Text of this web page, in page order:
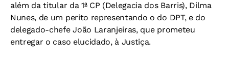
além da titular da 1ª CP (Delegacia dos Barris), Dilma
Nunes, de um perito representando o do DPT, e do
delegado-chefe João Laranjeiras, que prometeu
entregar o caso elucidado, à Justiça.